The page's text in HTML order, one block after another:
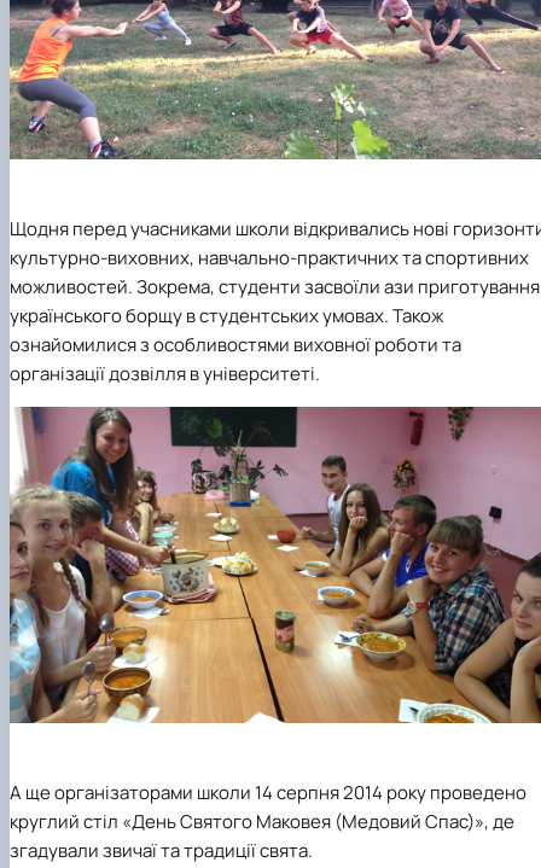
Щодня перед учасниками школи відкривались нові
культурно-виховних, навчально-практичних та спортивних
можливостей. Зокрема, студенти засвоїли ази приготування
українського борщу в студентських умовах. Також
ознайомилися з особливостями виховної роботи та
організації дозвілля в університеті.
А ще організаторами школи 14 серпня 2014 року проведено
круглий стіл «День Святого Маковея (Медовий Спас)», де
згадували звичаї та традиції свята.